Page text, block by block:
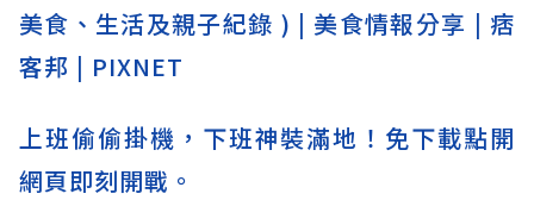
美食、生活及親子紀錄 ) | 美食情報分享 | 痞
客邦 | PIXNET
上班偷偷掛機，下班神裝滿地！免下載點開
網頁即刻開戰。